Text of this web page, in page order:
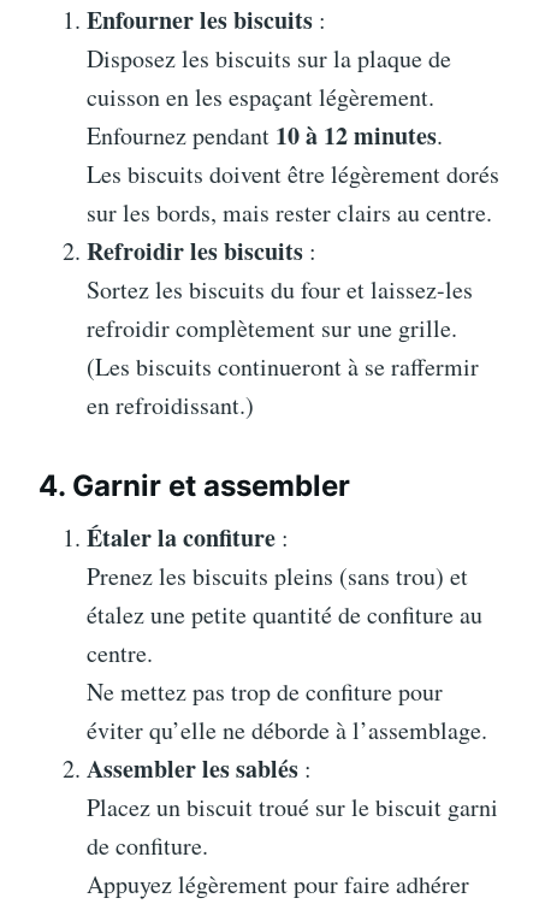
Enfourner les biscuits :
Disposez les biscuits sur la plaque de
cuisson en les espaçant légèrement.
Enfournez pendant 10 à 12 minutes.
Les biscuits doivent être légèrement dorés
sur les bords, mais rester clairs au centre.
Refroidir les biscuits :
Sortez les biscuits du four et laissez-les
refroidir complètement sur une grille.
(Les biscuits continueront à se raffermir
en refroidissant.)
4. Garnir et assembler
Étaler la confiture :
Prenez les biscuits pleins (sans trou) et
étalez une petite quantité de confiture au
centre.
Ne mettez pas trop de confiture pour
éviter qu’elle ne déborde à l’assemblage.
Assembler les sablés :
Placez un biscuit troué sur le biscuit garni
de confiture.
Appuyez légèrement pour faire adhérer